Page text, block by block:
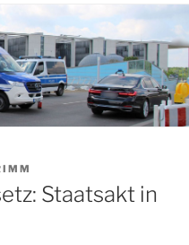
Staatsakt in